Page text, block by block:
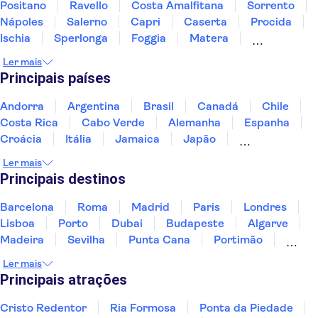
Villa Fiorentina Residence
DOM Hotel Roma
House
Consul
Urban Garden Hotel
Bergamaschi
Hotel Roma Tor Vergata
Hotel Albatros
Salandra Roma Suite
Positano Ravello Costa Amalfitana
Sorrento
Nápoles
Salerno Capri Caserta
Procida
Ischia
Sperlonga Foggia
Matera
Ler mais
Principais países
Andorra Argentina Brasil Canadá
Chile
Costa Rica
Cabo Verde Alemanha
Espanha
Croácia
Itália Jamaica
Japão
Portugal
Singapura
Ler mais
Principais destinos
Barcelona Roma Madrid Paris
Londres
Lisboa
Porto Dubai Budapeste
Algarve
Madeira
Sevilha Punta Cana
Portimão
Sesimbra
Ler mais
Principais atrações
Cristo Redentor Ria Formosa
Ponta da Piedade